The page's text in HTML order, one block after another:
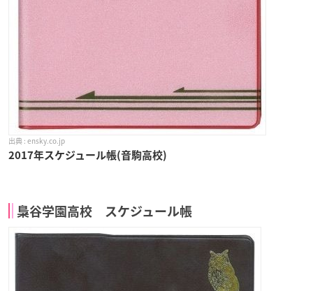
ensky.co.jp
2017年スケジュール帳(音駒高校)
梟谷学園高校 スケジュール帳